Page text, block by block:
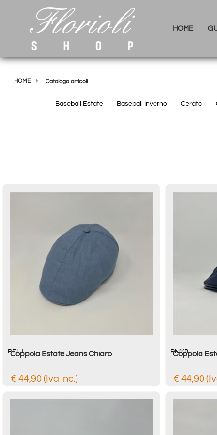
HOME
HOME Catalogo articoli
Baseball Estate Baseball Inverno Cerato
PELJ
Coppola Estate Jeans Chiaro
€ 44,90 (Iva inc.)
PNYB
Coppola
€ 44,90